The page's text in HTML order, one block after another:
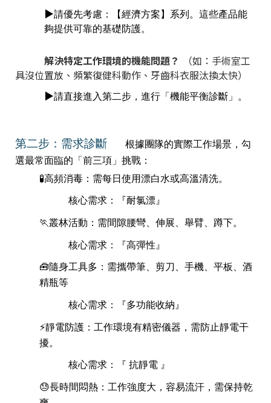
▶️請優先考慮：【經濟方案】系列。這些產品能
夠提供可靠的基礎防護。
解決特定工作環境的機能問題？
（如：手術室工
具沒位置放、頻繁復健科動作、牙齒科衣服汰換太快）
▶️請直接進入第二步，進行「機能平衡診斷」。
第二步：需求診斷
根據團隊的實際工作場景，勾
選最常面臨的「前三項」挑戰：
🧪高頻消毒：需每日使用漂白水或高溫清洗。
核心需求：『耐氯漂』
🏃叢林活動：需間隙腰彎、伸展、舉臂、蹲下。
核心需求：『高彈性』
🧰隨身工具多：需攜帶筆、剪刀、手機、平板、酒
精瓶等
核心需求：『多功能收納』
⚡靜電防護：工作環境有精密儀器，需防止靜電干
擾。
核心需求： 『 抗靜電 』
😓長時間悶熱：工作強度大，容易流汗，需保持乾